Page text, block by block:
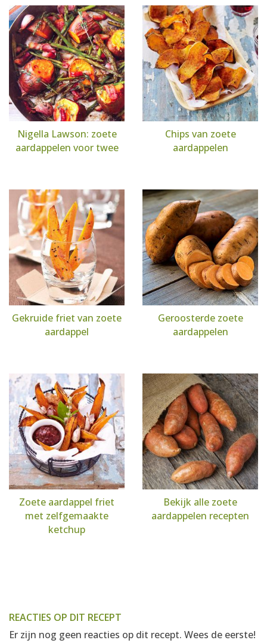
Nigella Lawson: zoete
aardappelen voor twee
Chips van zoete
aardappelen
Gekruide friet van zoete
aardappel
Geroosterde zoete
aardappelen
Zoete aardappel friet
met zelfgemaakte
ketchup
Bekijk alle zoete
aardappelen recepten
REACTIES OP DIT RECEPT
Er zijn nog geen reacties op dit recept. Wees de eerste!